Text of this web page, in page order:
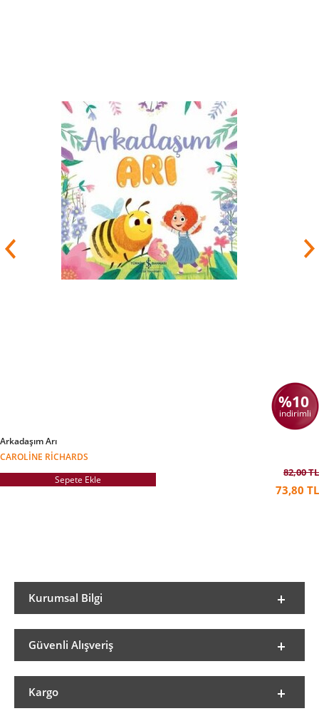
%10
indirimli
Arkadaşım Arı
CAROLINE RICHARDS
Sepete Ekle
82,00 TL
73,80 TL
Kurumsal Bilgi
Güvenli Alışveriş
Kargo